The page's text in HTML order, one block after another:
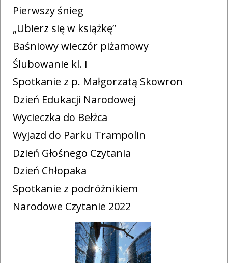
Pierwszy śnieg
„Ubierz się w książkę”
Baśniowy wieczór piżamowy
Ślubowanie kl. I
Spotkanie z p. Małgorzatą Skowron
Dzień Edukacji Narodowej
Wycieczka do Bełżca
Wyjazd do Parku Trampolin
Dzień Głośnego Czytania
Dzień Chłopaka
Spotkanie z podróżnikiem
Narodowe Czytanie 2022